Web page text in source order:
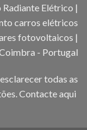
Elétrico |
carros elétricos
fotovoltaicos |
- Portugal
todas as
Contacte aqui